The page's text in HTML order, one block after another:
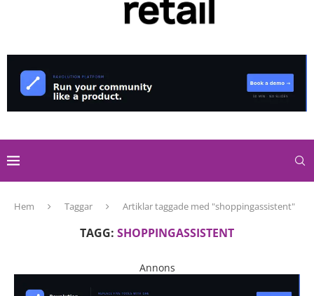
Hem Taggar Artiklar taggade med "shoppingassistent"
TAGG: SHOPPINGASSISTENT
Annons